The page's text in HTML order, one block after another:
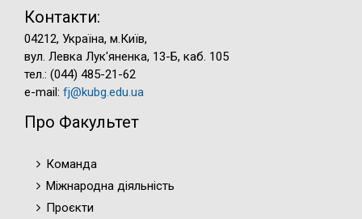
Контакти:
04212, Україна, м.Київ,
вул. Левка Лук'яненка, 13-Б, каб. 105
тел.: (044) 485-21-62
e-mail: fj@kubg.edu.ua
Про Факультет
Команда
Міжнародна діяльність
Проєкти